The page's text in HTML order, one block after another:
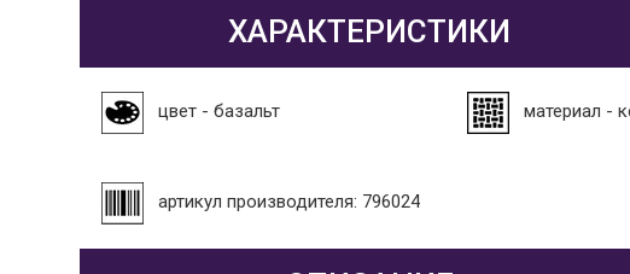
ХАРАКТЕРИСТИКИ
цвет - базальт материал -
артикул производителя: 796024